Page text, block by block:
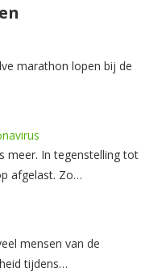
marathon lopen bij de
meer. In tegenstelling tot
afgelast. Zo…
mensen van de
tijdens…